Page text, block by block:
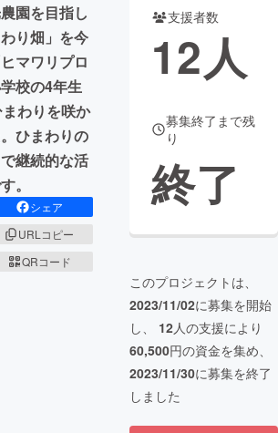
for Social Good
CAMPFIRE Creation
るさと納税 machi-ya コミュニティ
園を目指し
り畑」を今
マワリプロ
校の4年生
わりを咲か
ひまわりの
継続的な活
。
シェア
URLコピー
QRコード
支援者数
12人
募集終了まで残
り
終了
このプロジェクトは、
2023/11/02に募集を開始
し、 12人の支援により
60,500円の資金を集め、
2023/11/30に募集を終了
しました